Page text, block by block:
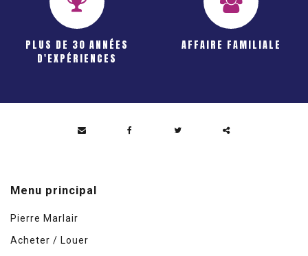
PLUS DE 30 ANNÉES
D'EXPÉRIENCES
AFFAIRE FAMILIALE
Menu principal
Pierre Marlair
Acheter / Louer